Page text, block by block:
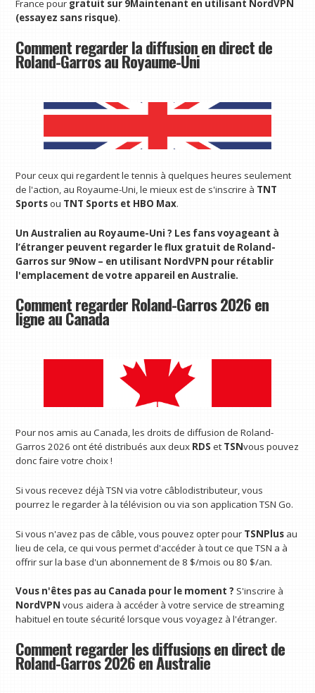
France pour gratuit sur 9Maintenant en utilisant NordVPN
(essayez sans risque).
Comment regarder la diffusion en direct de
Roland-Garros au Royaume-Uni
Pour ceux qui regardent le tennis à quelques heures seulement
de l'action, au Royaume-Uni, le mieux est de s'inscrire à TNT
Sportsou TNT Sports et HBO Max.
Un Australien au Royaume-Uni ? Les fans voyageant à
l’étranger peuvent regarder le flux gratuit de Roland-
Garros sur 9Now – en utilisant NordVPN pour rétablir
l'emplacement de votre appareil en Australie.
Comment regarder Roland-Garros 2026 en
ligne au Canada
Pour nos amis au Canada, les droits de diffusion de Roland-
Garros 2026 ont été distribués aux deux RDSet TSNvous pouvez
donc faire votre choix !
Si vous recevez déjà TSN via votre câblodistributeur, vous
pourrez le regarder à la télévision ou via son application TSN Go.
Si vous n'avez pas de câble, vous pouvez opter pour TSNPlus au
lieu de cela, ce qui vous permet d'accéder à tout ce que TSN a à
offrir sur la base d'un abonnement de 8 $/mois ou 80 $/an.
Vous n'êtes pas au Canada pour le moment ? S'inscrire à
NordVPN vous aidera à accéder à votre service de streaming
habituel en toute sécurité lorsque vous voyagez à l'étranger.
Comment regarder les diffusions en direct de
Roland-Garros 2026 en Australie